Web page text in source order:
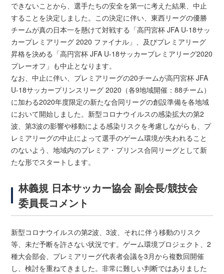
できないことから、選手たちの安全を第一に考えた結果、中止
することを決定しました。この決定に伴い、東西リーグの優勝
チームが真の日本一を懸けて対戦する「高円宮杯 JFA U-18サッ
カープレミアリーグ 2020 ファイナル」、及びプレミアリーグ
昇格を決める「高円宮杯 JFA U-18サッカープレミアリーグ2020
プレーオフ」も中止となります。
なお、中止に伴い、プレミアリーグの20チームが高円宮杯 JFA
U-18サッカープリンスリーグ 2020（各9地域開催：88チーム）
に加わる2020年度限定の新たな合同リーグの創設準備を各地域
において開始しました。新型コロナウイルスの感染拡大の第2
波、第3波の影響や移動による感染リスクを考慮しながらも、プ
レミアリーグの中止によって選手のゲーム環境が失われること
のないよう、地域内のプレミア・プリンス合同リーグとして新
たな形でスタートします。
林義規 日本サッカー協会 副会長/競技会
委員長コメント
新型コロナウイルスの第2波、3波、それに伴う移動のリスク
等、未だ予断を許さない状況です。ゲーム環境プロジェクト、2
種大会部会、プレミアリーグ代表者会議を3月から複数回開催
し、検討を重ねてきました。非常に難しい判断ではありました